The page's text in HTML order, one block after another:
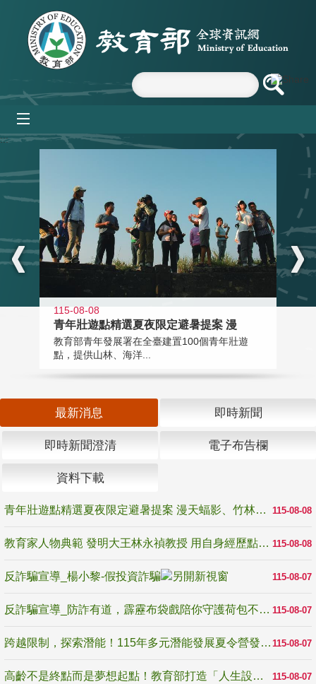
跳到主要內容區塊
:::
115-08-08
青年壯遊點精選夏夜限定避暑提案 漫
教育部青年發展署在全臺建置100個青年壯遊
點，提供山林、海洋...
最新消息 即時新聞
即時新聞澄清 電子布告欄
資料下載
115-08-08
青年壯遊點精選夏夜限定避暑提案 漫天蝠影、竹林尋蛙、茶香夜觀 邀青年暮色出發
115-08-08
教育家人物典範 發明大王林永禎教授 用自身經歷點亮學生的路
115-08-07
反詐騙宣導_楊小黎-假投資詐騙
115-08-07
反詐騙宣導_防詐有道，霹靂布袋戲陪你守護荷包不受騙
115-08-07
跨越限制，探索潛能！115年多元潛能發展夏令營發掘生命無限可能
115-08-07
高齡不是終點而是夢想起點！教育部打造「人生設計夢工場」 參展第3屆高齡健康產業博覽會